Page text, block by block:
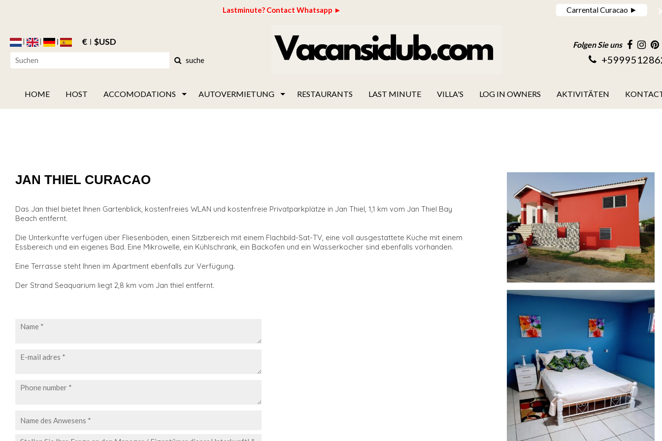
Lastminute? Contact Whatsapp ► Carrental Curacao ►
€ $USD
suche
Folgen Sie uns
HOME HOST ACCOMODATIONS AUTOVERMIETUNG RESTAURANTS LAST MINUTE VILLA'S LOG IN OWNERS AKTIVITÄTEN
JAN THIEL CURACAO
Das Jan thiel bietet Ihnen Gartenblick, kostenfreies WLAN und kostenfreie Privatparkplätze in Jan Thiel, 1,1 km vom Jan Thiel Bay
Beach entfernt.
Die Unterkünfte verfügen über Fliesenböden, einen Sitzbereich mit einem Flachbild-Sat-TV, eine voll ausgestattete Küche mit einem
Essbereich und ein eigenes Bad. Eine Mikrowelle, ein Kühlschrank, ein Backofen und ein Wasserkocher sind ebenfalls vorhanden.
Eine Terrasse steht Ihnen im Apartment ebenfalls zur Verfügung.
Der Strand Seaquarium liegt 2,8 km vom Jan thiel entfernt.